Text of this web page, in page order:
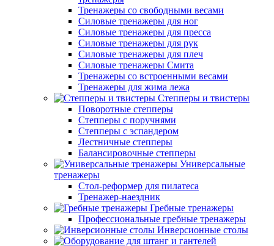
Тренажеры со свободными весами
Силовые тренажеры для ног
Силовые тренажеры для пресса
Силовые тренажеры для рук
Силовые тренажеры для плеч
Силовые тренажеры Смита
Тренажеры со встроенными весами
Тренажеры для жима лежа
Степперы и твистеры
Поворотные степперы
Степперы с поручнями
Степперы с эспандером
Лестничные степперы
Балансировочные степперы
Универсальные
тренажеры
Стол-реформер для пилатеса
Тренажер-наездник
Гребные тренажеры
Профессиональные гребные тренажеры
Инверсионные столы